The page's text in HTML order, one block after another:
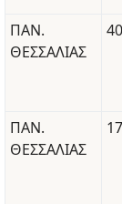
ΠΑΝ.
ΘΕΣΣΑΛΙΑΣ
ΠΑΝ.
ΘΕΣΣΑΛΙΑΣ